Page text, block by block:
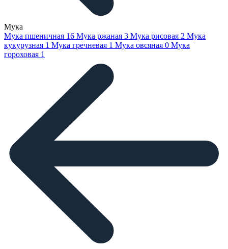
Мука
Мука пшеничная 16 Мука ржаная 3 Мука рисовая 2 Мука
кукурузная 1 Мука гречневая 1 Мука овсяная 0 Мука
гороховая 1